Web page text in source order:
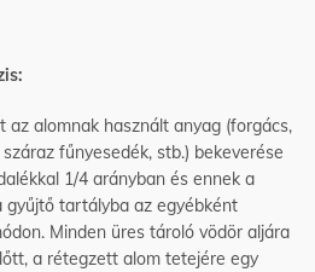
az alomnak használt anyag (forgács,
fűnyesedék, stb.) bekeverése
1/4 arányban és ennek a
gyűjtő tartályba az egyébként
Minden üres tároló vödör aljára
a rétegzett alom tetejére egy